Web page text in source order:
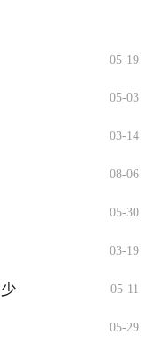
05-19
05-03
03-14
08-06
05-30
03-19
05-11
05-29